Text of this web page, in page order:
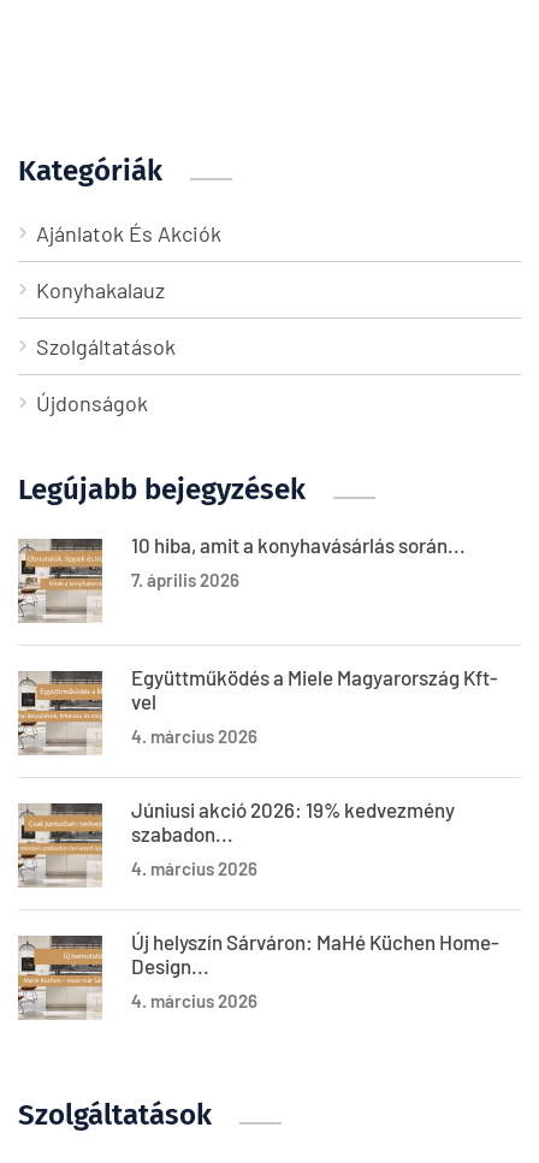
Kategóriák
Ajánlatok És Akciók
Konyhakalauz
Szolgáltatások
Újdonságok
Legújabb bejegyzések
10 hiba, amit a konyhavásárlás során...
7. április 2026
Együttműködés a Miele Magyarország Kft-
vel
4. március 2026
Júniusi akció 2026: 19% kedvezmény
szabadon...
4. március 2026
Új helyszín Sárváron: MaHé Küchen Home-
Design...
4. március 2026
Szolgáltatások